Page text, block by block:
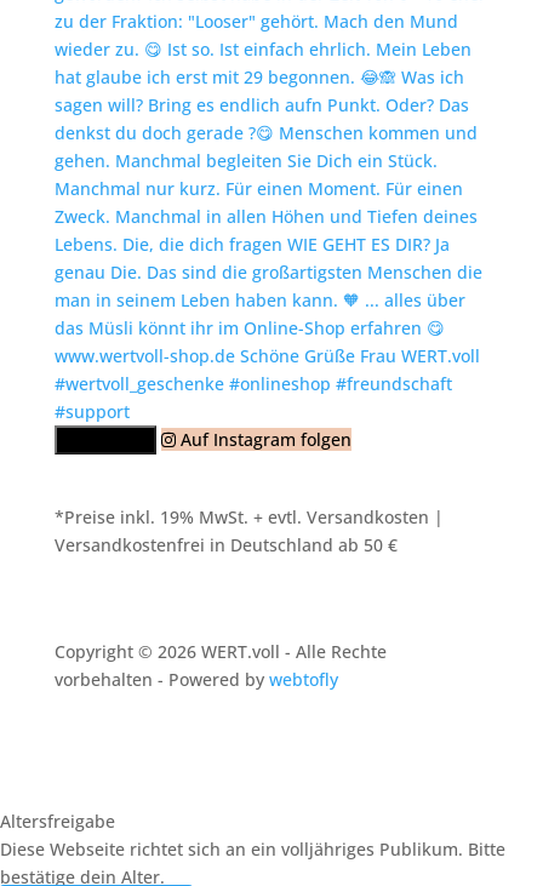
Auf Instagram folgen
*Preise inkl. 19% MwSt. + evtl. Versandkosten |
Versandkostenfrei in Deutschland ab 50 €
Copyright © 2026 WERT.voll - Alle Rechte
vorbehalten - Powered by webtofly
Altersfreigabe
Diese Webseite richtet sich an ein volljähriges Publikum. Bitte
bestätige dein Alter.